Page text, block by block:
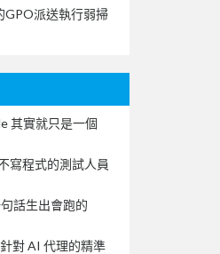
GPO派送執行弱掃
其實就只是一個
寫程式的測試人員
話生出會跑的
對 AI 代理的精準